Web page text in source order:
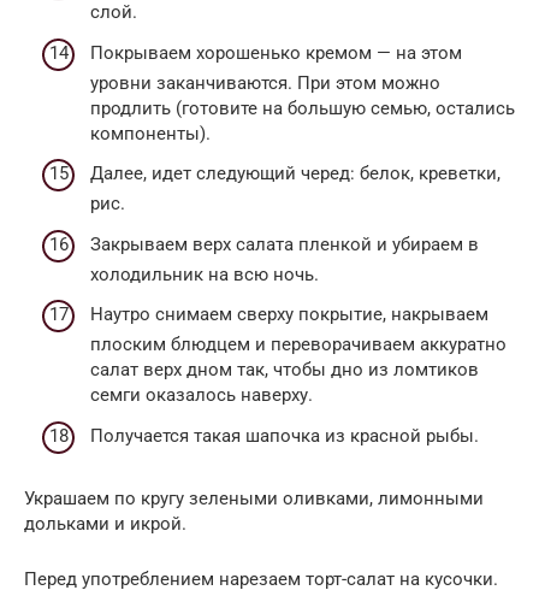
слой.
Покрываем хорошенько кремом — на этом
уровни заканчиваются. При этом можно
продлить (готовите на большую семью, остались
компоненты).
Далее, идет следующий черед: белок, креветки,
рис.
Закрываем верх салата пленкой и убираем в
холодильник на всю ночь.
Наутро снимаем сверху покрытие, накрываем
плоским блюдцем и переворачиваем аккуратно
салат верх дном так, чтобы дно из ломтиков
семги оказалось наверху.
Получается такая шапочка из красной рыбы.
Украшаем по кругу зелеными оливками, лимонными
дольками и икрой.
Перед употреблением нарезаем торт-салат на кусочки.